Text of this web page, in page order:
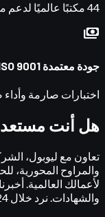
44 مكتبًا عالميًا لدعم محلي سريع الاستجابة
payments
جودة معتمدة ISO 9001
اختبارات صارمة
هل أنت مستعد
تعاون مع ليوبول،
لأعمالك العالمية.
والشهادات. نرد خلال 24 ساعة.